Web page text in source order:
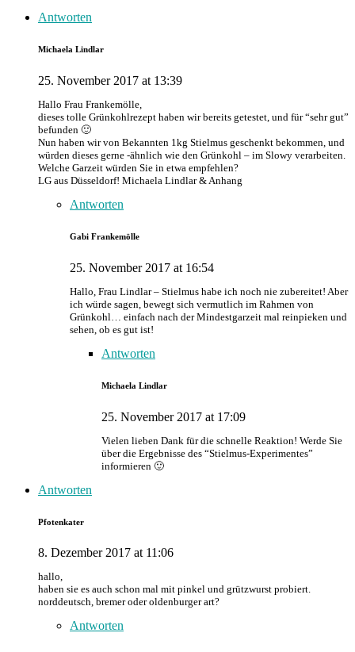
Antworten
Michaela Lindlar
25. November 2017 at 13:39
Hallo Frau Frankemölle,
dieses tolle Grünkohlrezept haben wir bereits getestet, und für “sehr gut”
befunden 🙂
Nun haben wir von Bekannten 1kg Stielmus geschenkt bekommen, und
würden dieses gerne -ähnlich wie den Grünkohl – im Slowy verarbeiten.
Welche Garzeit würden Sie in etwa empfehlen?
LG aus Düsseldorf! Michaela Lindlar & Anhang
Antworten
Gabi Frankemölle
25. November 2017 at 16:54
Hallo, Frau Lindlar – Stielmus habe ich noch nie zubereitet! Aber
ich würde sagen, bewegt sich vermutlich im Rahmen von
Grünkohl… einfach nach der Mindestgarzeit mal reinpieken und
sehen, ob es gut ist!
Antworten
Michaela Lindlar
25. November 2017 at 17:09
Vielen lieben Dank für die schnelle Reaktion! Werde Sie
über die Ergebnisse des “Stielmus-Experimentes”
informieren 🙂
Antworten
Pfotenkater
8. Dezember 2017 at 11:06
hallo,
haben sie es auch schon mal mit pinkel und grützwurst probiert.
norddeutsch, bremer oder oldenburger art?
Antworten